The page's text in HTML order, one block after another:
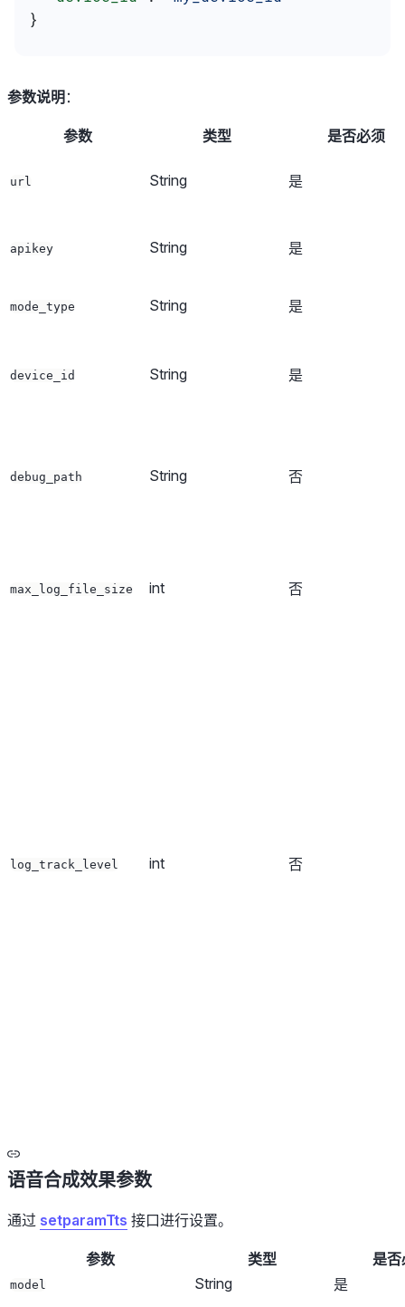
}
参数说明：
参数 类型 是否必须
url String 是
apikey String 是
mode_type String 是
device_id String 是
debug_path String 否
max_log_file_size int 否
log_track_level int 否
语音合成效果参数
通过 setparamTts 接口进行设置。
参数 类型 是
model String 是